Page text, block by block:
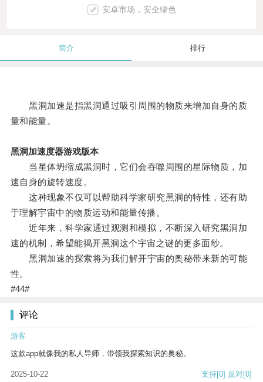
安卓市场，安全绿色
简介 排行
黑洞加速是指黑洞通过吸引周围的物质来增加自身的质
量和能量。
黑洞加速度器游戏版本
当星体坍缩成黑洞时，它们会吞噬周围的星际物质，加
速自身的旋转速度。
这种现象不仅可以帮助科学家研究黑洞的特性，还有助
于理解宇宙中的物质运动和能量传播。
近年来，科学家通过观测和模拟，不断深入研究黑洞加
速的机制，希望能揭开黑洞这个宇宙之谜的更多面纱。
黑洞加速的探索将为我们解开宇宙的奥秘带来新的可能
性。
#44#
评论
游客
这款app就像我的私人导师，带领我探索知识的奥秘。
2025-10-22 支持[0] 反对[0]